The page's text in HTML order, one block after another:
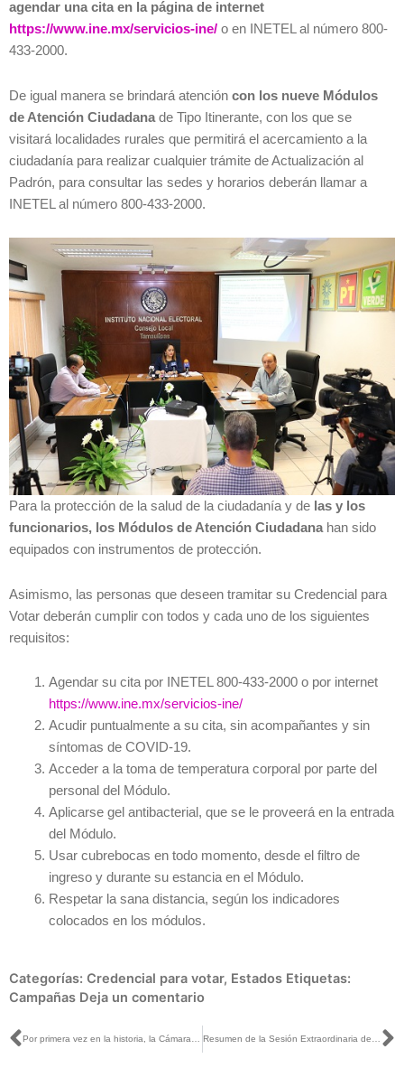
agendar una cita en la página de internet
https://www.ine.mx/servicios-ine/ o en INETEL al número 800-
433-2000.
De igual manera se brindará atención con los nueve Módulos
de Atención Ciudadana de Tipo Itinerante, con los que se
visitará localidades rurales que permitirá el acercamiento a la
ciudadanía para realizar cualquier trámite de Actualización al
Padrón, para consultar las sedes y horarios deberán llamar a
INETEL al número 800-433-2000.
Para la protección de la salud de la ciudadanía y de las y los
funcionarios, los Módulos de Atención Ciudadanahan sido
equipados con instrumentos de protección.
Asimismo, las personas que deseen tramitar su Credencial para
Votar deberán cumplir con todos y cada uno de los siguientes
requisitos:
Agendar su cita por INETEL 800-433-2000 o por internet
https://www.ine.mx/servicios-ine/
Acudir puntualmente a su cita, sin acompañantes y sin
síntomas de COVID-19.
Acceder a la toma de temperatura corporal por parte del
personal del Módulo.
Aplicarse gel antibacterial, que se le proveerá en la entrada
del Módulo.
Usar cubrebocas en todo momento, desde el filtro de
ingreso y durante su estancia en el Módulo.
Respetar la sana distancia, según los indicadores
colocados en los módulos.
Categorías: Credencial para votar, Estados Etiquetas:
Campañas Deja un comentario
Ant Por primera vez en la historia, la Cámara de Diputadas y Diputados estará integrada con 250 mujeres y 250 hombres Resumen de la Sesión Extraordinaria del Consejo General, 1 de septiembre de 2021